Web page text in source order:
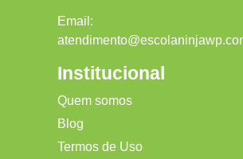
Email:
Institucional
Quem somos
Blog
Termos de Uso